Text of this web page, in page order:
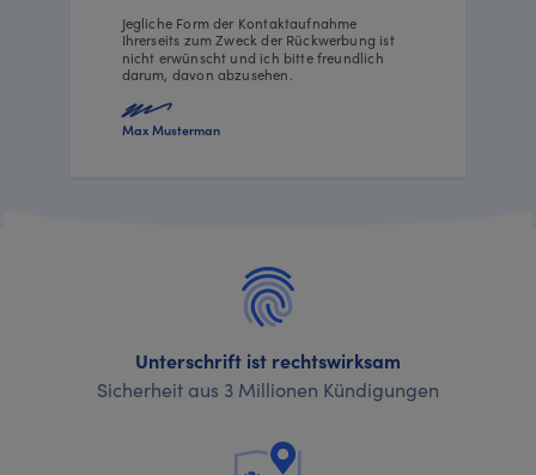
Jegliche Form der Kontaktaufnahme
Ihrerseits zum Zweck der Rückwerbung ist
nicht erwünscht und ich bitte freundlich
darum, davon abzusehen.
Max Musterman
Unterschrift ist rechtswirksam
Sicherheit aus 3 Millionen Kündigungen